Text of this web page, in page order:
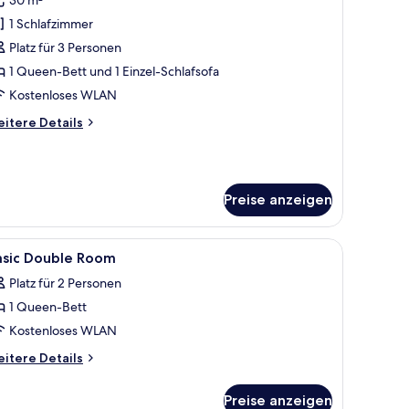
1 Schlafzimmer
Platz für 3 Personen
1 Queen-Bett und 1 Einzel-Schlafsofa
Kostenloses WLAN
Details
Preise anzeigen
einem Schreibtisch mit Stuhl, einer Lampe und einem Fenster mit
Ein Hotelzimmer mit Bett, Schreibtisch,
8 Double Room
Platz für 2 Personen
1 Queen-Bett
Kostenloses WLAN
Details
Preise anzeigen